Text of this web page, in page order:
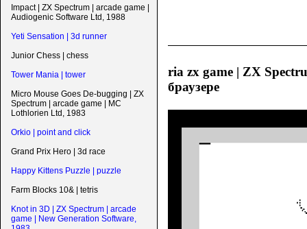
Impact | ZX Spectrum | arcade game |
Audiogenic Software Ltd, 1988
Yeti Sensation | 3d runner
Junior Chess | chess
Tower Mania | tower
Micro Mouse Goes De-bugging | ZX
Spectrum | arcade game | MC
Lothlorien Ltd, 1983
Orkio | point and click
Grand Prix Hero | 3d race
Happy Kittens Puzzle | puzzle
Farm Blocks 10& | tetris
Knot in 3D | ZX Spectrum | arcade
game | New Generation Software,
ria zx game | ZX
браузере